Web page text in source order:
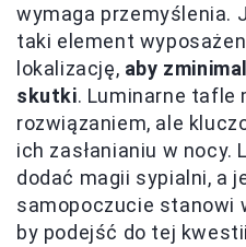
wymaga przemyślenia.
taki element
lokalizację, aby
skutki. Luminarne tafle
rozwiązaniem, ale
ich zasłanianiu w nocy.
dodać magii sypialni, a
samopoczucie stanowi
by podejść do tej